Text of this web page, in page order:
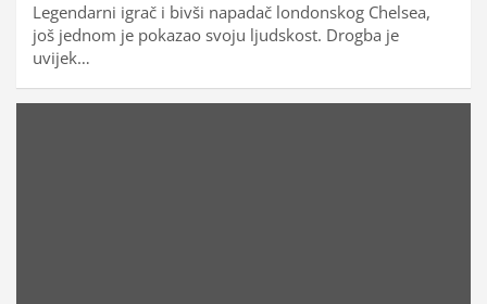
Legendarni igrač i bivši napadač londonskog Chelsea,
još jednom je pokazao svoju ljudskost. Drogba je
uvijek…